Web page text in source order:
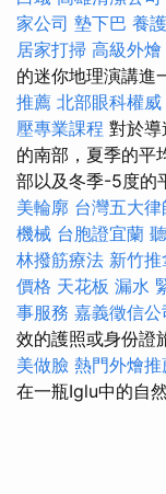
家公司 墊下巴 養
居家打掃 高級外燴
的迷你地理演講進
推薦 北部眼科權威
壓專業課程 對於
的南部，夏季的平
部以及冬季-5度的
美輪廓 台灣五大
機械 台胞證宜蘭
林撥筋療法 新竹
價格 天花板 漏水
事服務 嘉義徵信公
效的護照或身份證
美做臉 熱門外燴
在一瓶Iglu中的自